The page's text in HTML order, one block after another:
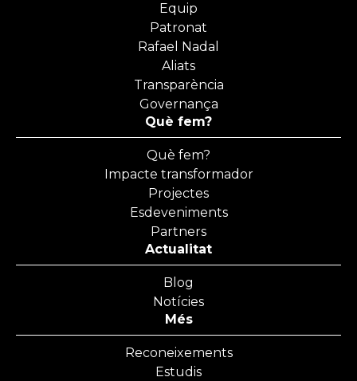
Equip
Patronat
Rafael Nadal
Aliats
Transparència
Governança
Què fem?
Què fem?
Impacte transformador
Projectes
Esdeveniments
Partners
Actualitat
Blog
Notícies
Més
Reconeixements
Estudis